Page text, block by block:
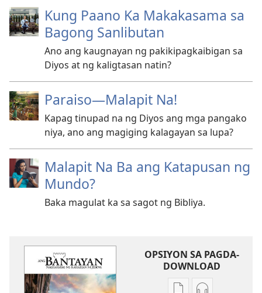
Kung Paano Ka Makakasama sa
Bagong Sanlibutan
Ano ang kaugnayan ng pakikipagkaibigan sa
Diyos at ng kaligtasan natin?
Paraiso—Malapit Na!
Kapag tinupad na ng Diyos ang mga pangako
niya, ano ang magiging kalagayan sa lupa?
Malapit Na Ba ang Katapusan ng
Mundo?
Baka magulat ka sa sagot ng Bibliya.
OPSIYON SA PAGDA-
DOWNLOAD